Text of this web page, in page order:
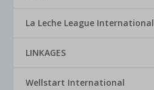
La Leche League International
LINKAGES
Wellstart International